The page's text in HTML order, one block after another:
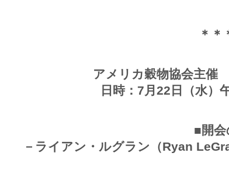
＊＊
アメリカ穀物協会主
日時：7月22日（水）
■開
－ライアン・ルグラン（Ryan